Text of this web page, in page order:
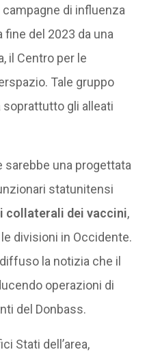
di influenza
del 2023 da una
il Centro per le
Tale gruppo
gli alleati
sarebbe una progettata
statunitensi
dei vaccini,
divisioni in Occidente.
la notizia che il
operazioni di
del Donbass.
Stati dell’area,